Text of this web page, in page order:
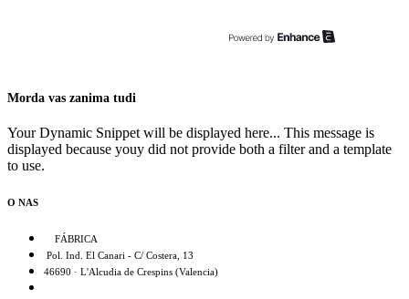
Morda vas zanima tudi
Your Dynamic Snippet will be displayed here... This message is
displayed because youy did not provide both a filter and a template
to use.
O NAS
FÁBRICA
Pol. Ind. El Canari - C/ Costera, 13
46690 · L'Alcudia de Crespins (Valencia)